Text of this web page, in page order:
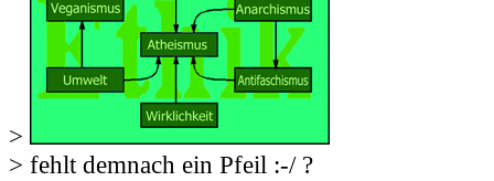
>
> fehlt demnach ein Pfeil :-/ ?